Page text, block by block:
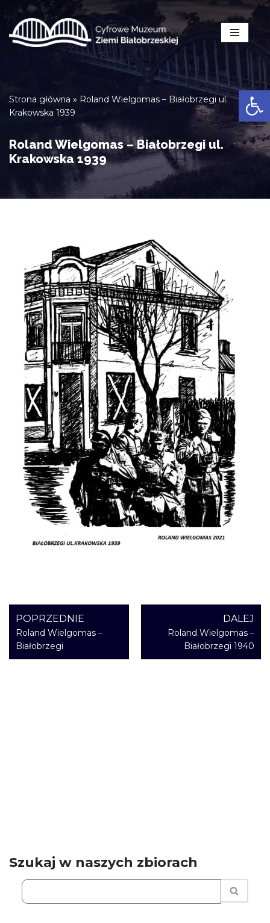
Przejdź
do
Strona główna » Roland Wielgomas – Białobrzegi ul.
Krakowska 1939
Roland Wielgomas – Białobrzegi ul.
Krakowska 1939
POPRZEDNIE
Roland Wielgomas –
Białobrzegi
DALEJ
Roland Wielgomas –
Białobrzegi 1940
Szukaj w naszych zbiorach